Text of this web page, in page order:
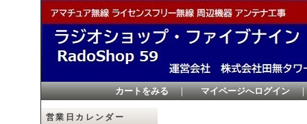
カートをみる ｜ マイページへログイン
営業日カレンダー